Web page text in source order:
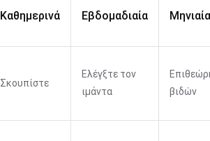
Καθημερινά Εβδομαδιαία Μηνιαία
Σκουπίστε
Ελέγξτε τον
ιμάντα
βιδών